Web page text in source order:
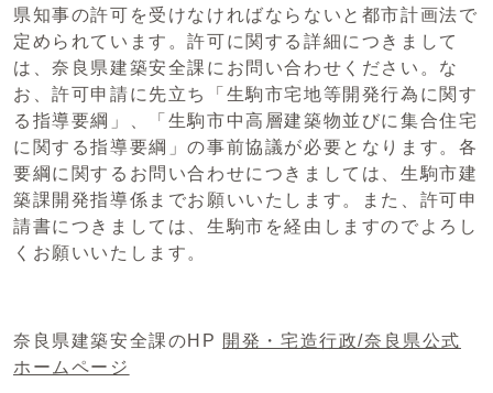
県知事の許可を受けなければならないと都市計画法で
定められています。許可に関する詳細につきまして
は、奈良県建築安全課にお問い合わせください。な
お、許可申請に先立ち「生駒市宅地等開発行為に関す
る指導要綱」、「生駒市中高層建築物並びに集合住宅
に関する指導要綱」の事前協議が必要となります。各
要綱に関するお問い合わせにつきましては、生駒市建
築課開発指導係までお願いいたします。また、許可申
請書につきましては、生駒市を経由しますのでよろし
くお願いいたします。
奈良県建築安全課のHP 開発・宅造行政/奈良県公式
ホームページ